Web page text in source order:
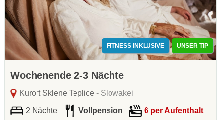
FITNESS INKLUSIVE UNSER TIP
Wochenende 2-3 Nächte
Kurort Sklene Teplice- Slowakei
2 Nächte Vollpension 6 per Aufenthalt